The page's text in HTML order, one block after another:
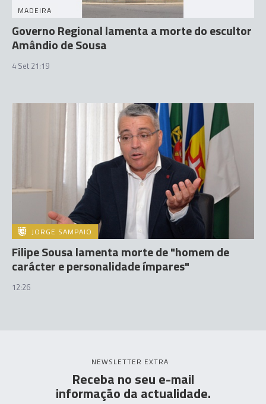
MADEIRA
Governo Regional lamenta a morte do escultor
Amândio de Sousa
4 Set 21:19
JORGE SAMPAIO
Filipe Sousa lamenta morte de "homem de
carácter e personalidade ímpares"
12:26
NEWSLETTER EXTRA
Receba no seu e-mail
informação da actualidade.